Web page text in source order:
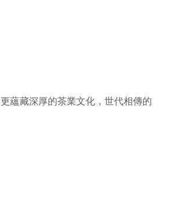
更蘊藏深厚的茶業文化， 世代相傳的